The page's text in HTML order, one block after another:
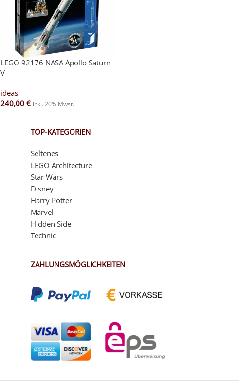
LEGO 92176 NASA Apollo Saturn
V
ideas
240,00 € inkl. 20% Mwst.
TOP-KATEGORIEN
Seltenes
LEGO Architecture
Star Wars
Disney
Harry Potter
Marvel
Hidden Side
Technic
ZAHLUNGSMÖGLICHKEITEN